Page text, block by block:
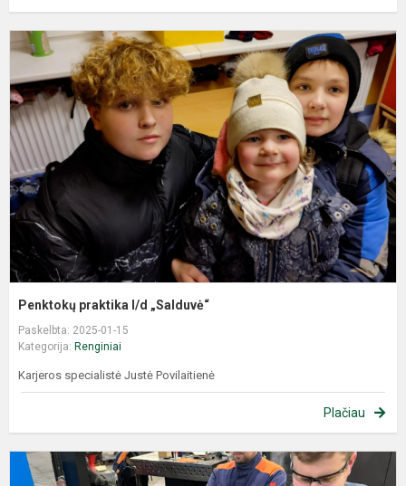
Penktokų praktika l/d „Salduvė“
Paskelbta: 2025-01-15
Kategorija: Renginiai
Karjeros specialistė Justė Povilaitienė
Plačiau